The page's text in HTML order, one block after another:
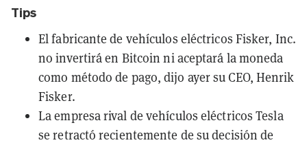
Tips
El fabricante de vehículos eléctricos Fisker, Inc.
no invertirá en Bitcoin ni aceptará la moneda
como método de pago, dijo ayer su CEO, Henrik
Fisker.
La empresa rival de vehículos eléctricos Tesla
se retractó recientemente de su decisión de